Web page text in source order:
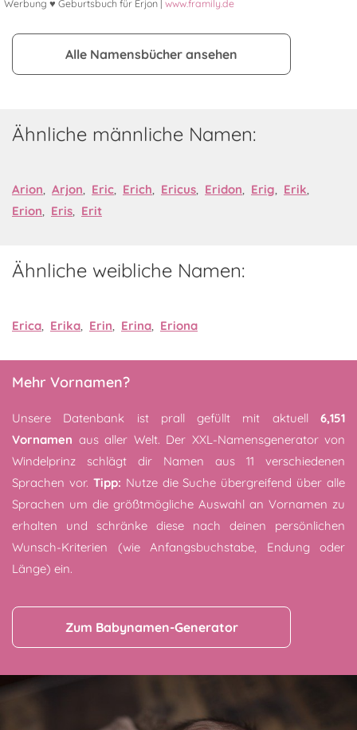
Werbung ♥ Geburtsbuch für Erjon | www.framily.de
Alle Namensbücher ansehen
Ähnliche männliche Namen:
Arion, Arjon, Eric, Erich, Ericus, Eridon, Erig, Erik,
Erion, Eris, Erit
Ähnliche weibliche Namen:
Erica, Erika, Erin, Erina, Eriona
Mehr Vornamen?
Unsere Datenbank ist prall gefüllt mit aktuell 6,151
Vornamen aus aller Welt. Der XXL-Namensgenerator von
Windelprinz schlägt dir Namen aus 11 verschiedenen
Sprachen vor. Tipp: Nutze die Suche übergreifend über alle
Sprachen um die größtmögliche Auswahl an Vornamen zu
erhalten und schränke diese nach deinen persönlichen
Wunsch-Kriterien (wie Anfangsbuchstabe, Endung oder
Länge) ein.
Zum Babynamen-Generator